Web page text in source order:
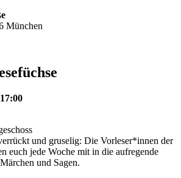
München
und gruselig: Die Vorleser*innen der
euch jede Woche mit in die aufregende
und Sagen.